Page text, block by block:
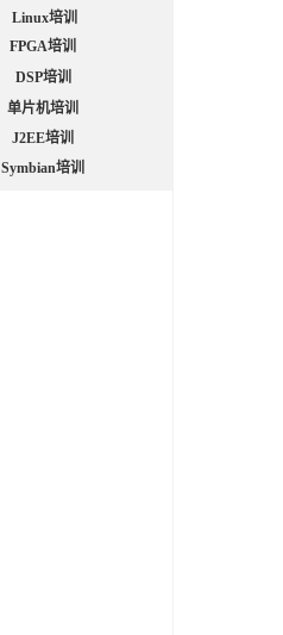
Linux培训
FPGA培训
DSP培训
单片机培训
J2EE培训
Symbian培训